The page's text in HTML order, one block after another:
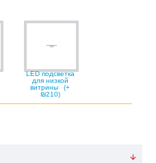
LED подсветка
для низкой
витрины
(+
₪210)